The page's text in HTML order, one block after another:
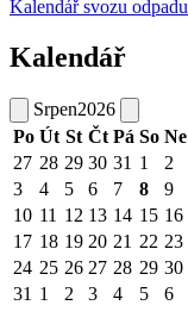
Kalendář svozu odpadu
Kalendář
Srpen2026
Po Út St Čt Pá So Ne
27 28 29 30 31 1
2
3
4 5 6 7 8
9
10 11 12 13 14 15 16
17 18 19 20 21 22 23
24 25 26 27 28 29 30
31 1 2 3 4 5 6